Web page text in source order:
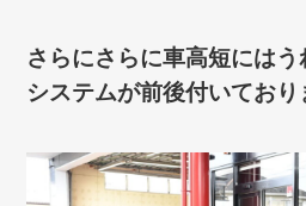
さらにさらに車高短には
システムが前後付いており